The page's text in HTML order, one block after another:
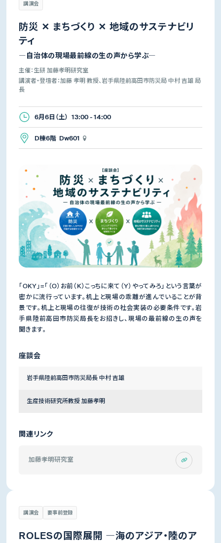
講演会
防災 ✕ まちづくり ✕ 地域のサステナビリ
ティ
―自治体の現場最前線の生の声から学ぶ―
主催：生研 加藤孝明研究室
講演者・登壇者：加藤 孝明 教授、岩手県陸前高田市防災局 中村 吉雄 局
長
6月6日（土） 13:00 - 14:00
D棟6階 Dw601
「OKY」=「（O）お前（K）こっちに来て（Y）やってみろ」という言葉が
密かに流行っています。机上と現場の乖離が進んでいることが背
景です。机上と現場の往復が技術の社会実装の必要条件です。岩
手県陸前高田市防災局長をお招きし、現場の最前線の生の声を
聞きます。
座談会
岩手県陸前高田市防災局長 中村 吉雄
生産技術研究所教授 加藤孝明
関連リンク
加藤孝明研究室
講演会 要事前登録
ROLESの国際展開 ―海のアジア・陸のア